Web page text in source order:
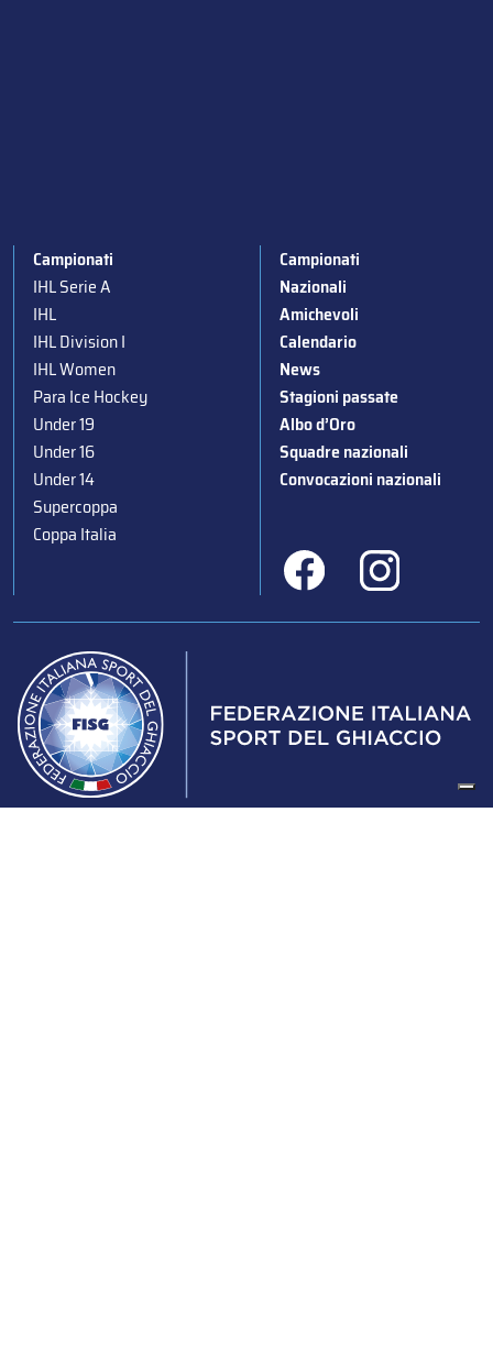
Campionati
IHL Serie A
IHL
IHL Division I
IHL Women
Para Ice Hockey
Under 19
Under 16
Under 14
Supercoppa
Coppa Italia
Campionati
Nazionali
Amichevoli
Calendario
News
Stagioni passate
Albo d’Oro
Squadre nazionali
Convocazioni nazionali